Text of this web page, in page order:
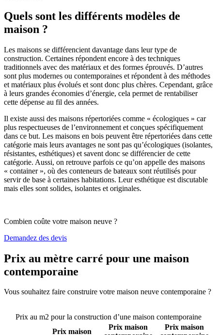
Quels sont les différents modèles de
maison ?
Les maisons se différencient davantage dans leur type de
construction. Certaines répondent encore à des techniques
traditionnels avec des matériaux et des formes éprouvés. D’autres
sont plus modernes ou contemporaines et répondent à des méthodes
et matériaux plus évolués et sont donc plus chères. Cependant, grâce
à leurs grandes économies d’énergie, cela permet de rentabiliser
cette dépense au fil des années.
Il existe aussi des maisons répertoriées comme « écologiques » car
plus respectueuses de l’environnement et conçues spécifiquement
dans ce but. Les maisons en bois peuvent être répertoriées dans cette
catégorie mais leurs avantages ne sont pas qu’écologiques (isolantes,
résistantes, esthétiques) et savent donc se différencier de cette
catégorie. Aussi, on retrouve parfois ce qu’on appelle des maisons
« container », où des conteneurs de bateaux sont réutilisés pour
servir de base à certaines habitations. Leur esthétique est discutable
mais elles sont solides, isolantes et originales.
Combien coûte votre maison neuve ?
Demandez des devis
Prix au mètre carré pour une maison
contemporaine
Vous souhaitez faire construire votre maison neuve contemporaine ?
Prix au m2 pour la construction d’une maison contemporaine
Prix maison
Prix maison
Prix maison